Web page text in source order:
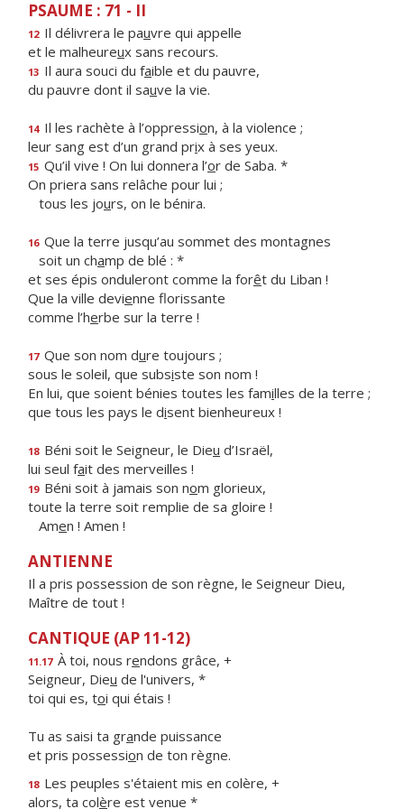
PSAUME : 71 - II
12 Il délivrera le pauvre qui appelle
et le malheureux sans recours.
13 Il aura souci du faible et du pauvre,
du pauvre dont il sauve la vie.
14 Il les rachète à l’oppression, à la violence ;
leur sang est d’un grand prix à ses yeux.
15 Qu’il vive ! On lui donnera l’or de Saba. *
On priera sans relâche pour lui ;
tous les jours, on le bénira.
16 Que la terre jusqu’au sommet des montagnes
soit un champ de blé : *
et ses épis onduleront comme la forêt du Liban !
Que la ville devienne florissante
comme l’herbe sur la terre !
17 Que son nom dure toujours ;
sous le soleil, que subsiste son nom !
En lui, que soient bénies toutes les familles de la terre ;
que tous les pays le disent bienheureux !
18 Béni soit le Seigneur, le Dieu d’Israël,
lui seul fait des merveilles !
19 Béni soit à jamais son nom glorieux,
toute la terre soit remplie de sa gloire !
Amen ! Amen !
ANTIENNE
Il a pris possession de son règne, le Seigneur Dieu,
Maître de tout !
CANTIQUE (AP 11-12)
11.17 À toi, nous rendons grâce, +
Seigneur, Dieu de l'univers, *
toi qui es, toi qui étais !
Tu as saisi ta grande puissance
et pris possession de ton règne.
18 Les peuples s'étaient mis en colère, +
alors, ta colère est venue *